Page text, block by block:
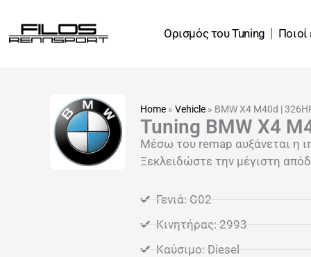
περιεχόμενο
Ορισμός του Tuning Ποιοί
Home » Vehicle » BMW X4 M40d |
Tuning BMW X4
Μέσω του remap αυξάνεται η
Ξεκλειδώστε την μέγιστη
Γενιά: G02
Κινητήρας: 2993
Καύσιμο: Diesel